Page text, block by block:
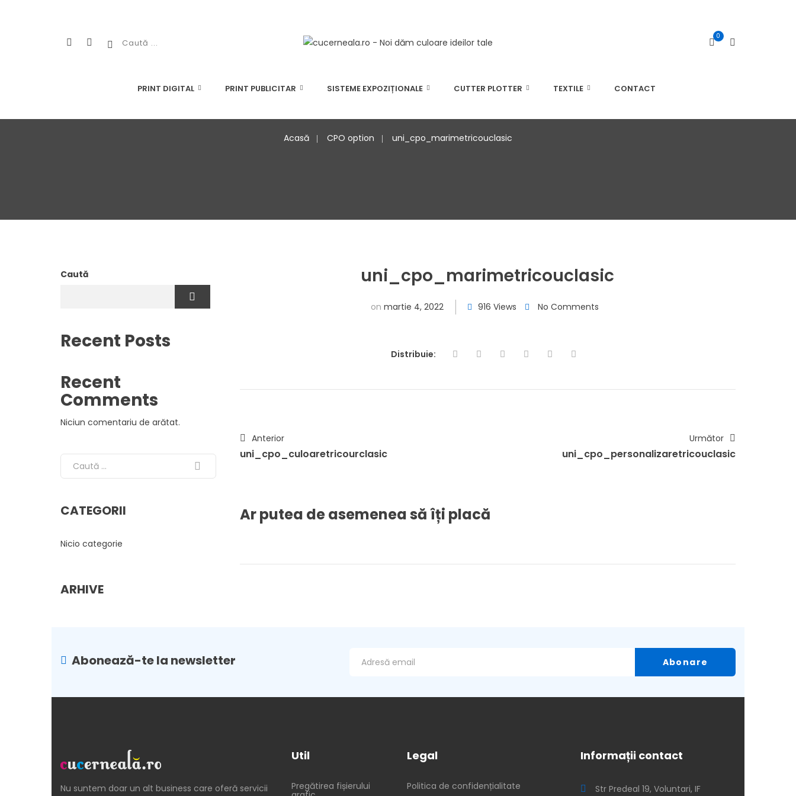
0
PRINT DIGITAL PRINT PUBLICITAR SISTEME EXPOZIȚIONALE CUTTER PLOTTER TEXTILE CONTACT
Acasă CPO option uni_cpo_marimetricouclasic
uni_cpo_marimetricouclasic
on martie 4, 2022 916 Views No Comments
Distribuie:
Anterior
uni_cpo_culoaretricourclasic
Următor
uni_cpo_personalizaretricouclasic
Ar putea de asemeneasă îți placă
Caută
Recent Posts
Recent
Comments
Niciun comentariu de arătat.
Search for:
CATEGORII
Nicio categorie
ARHIVE
Abonează-te la newsletter
Nu suntem doar un alt business care oferă servicii
Util
Pregătirea fișierului
Legal
Politica de confidențialitate
Informații contact
Str Predeal 19, Voluntari, IF